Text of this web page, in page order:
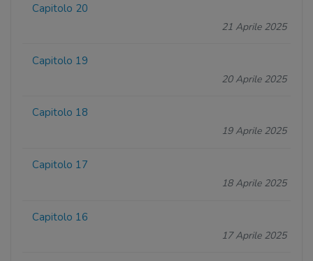
Capitolo 20
21 Aprile 2025
Capitolo 19
20 Aprile 2025
Capitolo 18
19 Aprile 2025
Capitolo 17
18 Aprile 2025
Capitolo 16
17 Aprile 2025